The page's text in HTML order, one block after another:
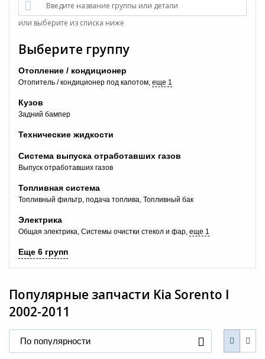
Введите название группы или детали
или выберите из списка ниже
Выберите группу
Отопление / кондиционер
Отопитель / кондиционер под капотом еще 1
Кузов
Задний бампер
Технические жидкости
Система выпуска отработавших газов
Выпуск отработавших газов
Топливная система
Топливный фильтр, подача топлива Топливный бак
Электрика
Общая электрика Системы очистки стекол и фар еще 1
Еще 6 групп
Популярные запчасти Kia Sorento I
2002-2011
По популярности